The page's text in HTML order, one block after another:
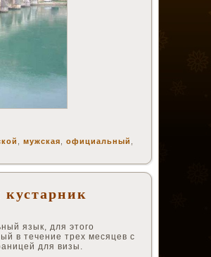
мужская официальный
язык, для этого
в течение трех месяцев с
для визы.